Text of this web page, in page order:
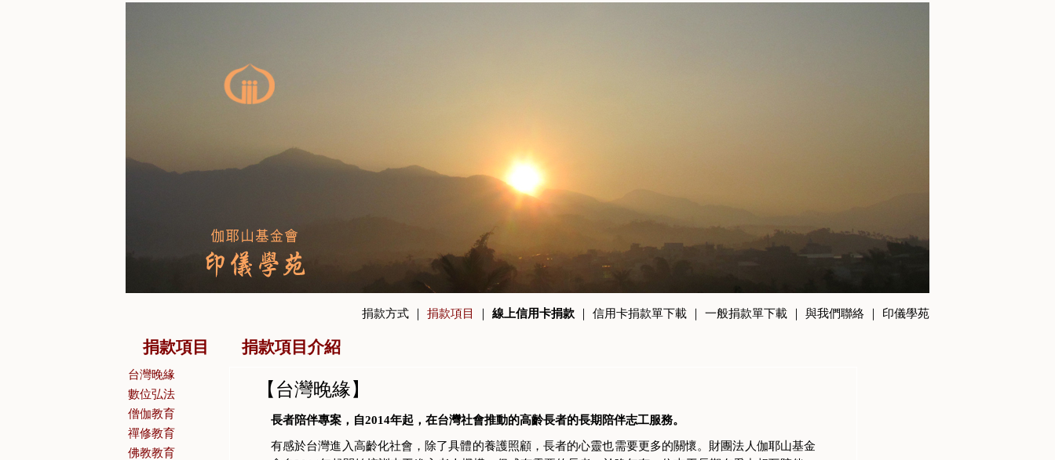
捐款方式 ｜ 捐款項目 ｜ 線上信用卡捐款 ｜ 信用卡捐款單下載 ｜ 一般捐款單下載 ｜ 與我們聯絡 ｜ 印儀學苑
捐款項目 捐款項目介紹
台灣晚緣
數位弘法
僧伽教育
禪修教育
佛教教育
【台灣晚緣】
長者陪伴專案，自2014年起，在台灣社會推動的高齡長者的長期陪伴志工服務。
有感於台灣進入高齡化社會，除了具體的養護照顧，長者的心靈也需要更多的關懷。財團法人伽耶山基金